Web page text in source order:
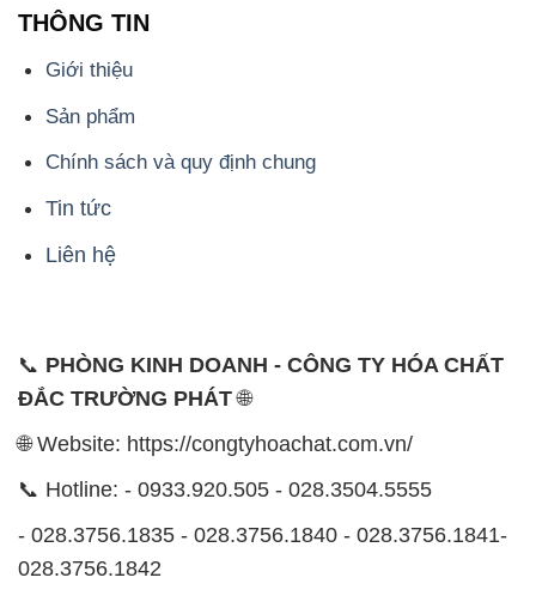
Chính sách và quy định chung
Tin tức
Liên hệ
📞
PHÒNG KINH DOANH - CÔNG TY HÓA CHẤT
ĐẮC TRƯỜNG PHÁT
- 028.3756.1835 - 028.3756.1840 - 028.3756.1841-
0902.765.866
📧 Email: hoachat@dactruongphat.vn